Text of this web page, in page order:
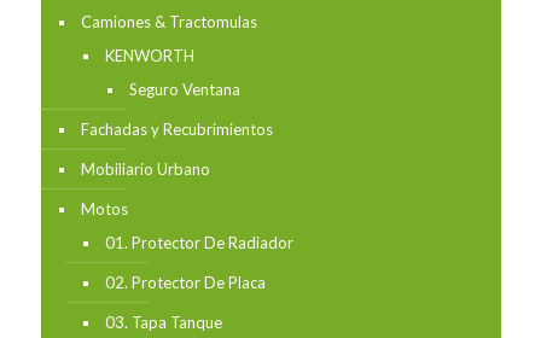
Camiones & Tractomulas
KENWORTH
Seguro Ventana
Fachadas y Recubrimientos
Mobiliario Urbano
Motos
01. Protector De Radiador
02. Protector De Placa
03. Tapa Tanque